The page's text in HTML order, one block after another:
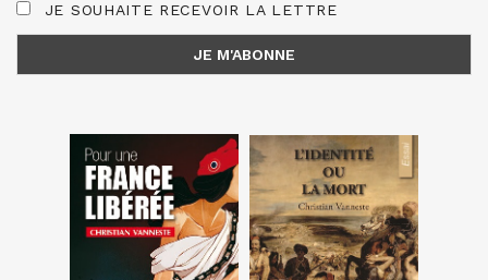
JE SOUHAITE RECEVOIR LA LETTRE